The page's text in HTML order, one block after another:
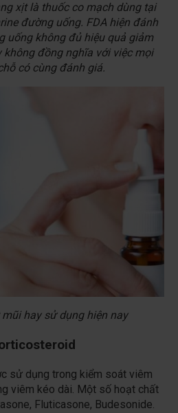
xịt là thuốc co mạch dùng tại
đường uống. FDA hiện đánh
uống không đủ hiệu quả giảm
không đồng nghĩa với việc mọi
có cùng đánh giá.
hay sử dụng hiện nay
sử dụng trong kiểm soát viêm
viêm kéo dài. Một số hoạt chất
Fluticasone, Budesonide.